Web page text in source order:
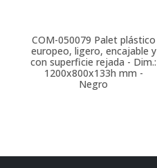
COM-050079 Palet plástico
europeo, ligero, encajable y
con superficie rejada - Dim.:
1200x800x133h mm -
Negro